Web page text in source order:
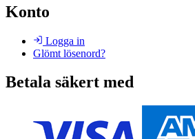
Konto
Logga in
Glömt lösenord?
Betala säkert med